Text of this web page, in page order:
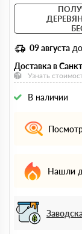
09 августа
Доставка в
Узнать
В наличии
Нашли